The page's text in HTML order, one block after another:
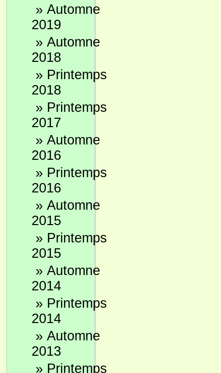
» Automne
2019
» Automne
2018
» Printemps
2018
» Printemps
2017
» Automne
2016
» Printemps
2016
» Automne
2015
» Printemps
2015
» Automne
2014
» Printemps
2014
» Automne
2013
» Printemps